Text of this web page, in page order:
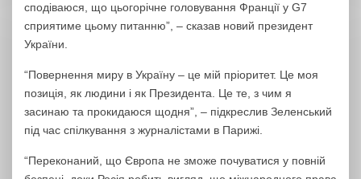
сподіваюся, що цьогорічне головування Франції у G7
сприятиме цьому питанню”, – сказав новий президент
України.
“Повернення миру в Україну – це мій пріоритет. Це моя
позиція, як людини і як Президента. Це те, з чим я
засинаю та прокидаюся щодня”, – підкреслив Зеленський
під час спілкування з журналістами в Парижі.
“Переконаний, що Європа не зможе почуватися у повній